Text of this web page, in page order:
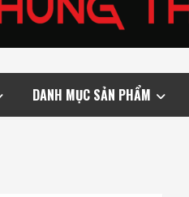
DANH MỤC SẢN PHẨM